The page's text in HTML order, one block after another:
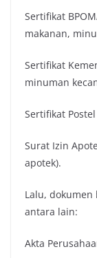
Sertifikat
makanan,
Sertifikat
minuman
Sertifikat
Surat Izin
apotek).
Lalu,
antara lain:
Akta